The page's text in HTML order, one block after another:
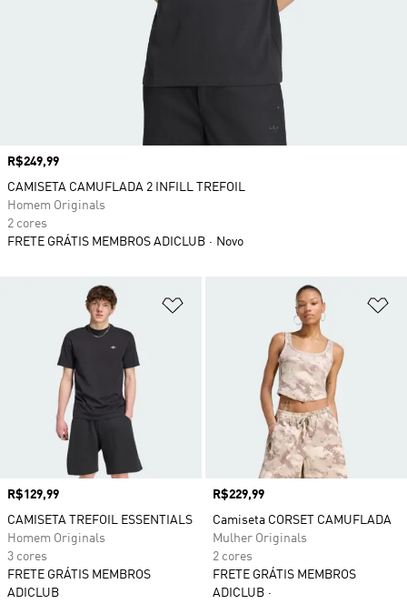
Adicionar à Lista de Desejos
Preço
R$129,99
CAMISETA TREFOIL ESSENTIALS
Homem Originals
3 cores
FRETE GRÁTIS MEMBROS
ADICLUB
Preço
R$229,99
Camiseta CORSET CAMUFLADA
Mulher Originals
2 cores
FRETE GRÁTIS MEMBROS
ADICLUB
Preço
R$249,99
CAMISETA CAMUFLADA 2 INFILL TREFOIL
Homem Originals
2 cores
FRETE GRÁTIS MEMBROS ADICLUB
Novo